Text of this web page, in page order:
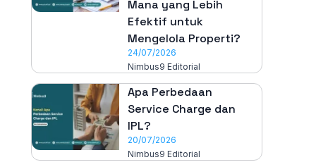
Mana yang Lebih
Efektif untuk
Mengelola Properti?
24/07/2026
Nimbus9 Editorial
Apa Perbedaan
Service Charge dan
IPL?
20/07/2026
Nimbus9 Editorial